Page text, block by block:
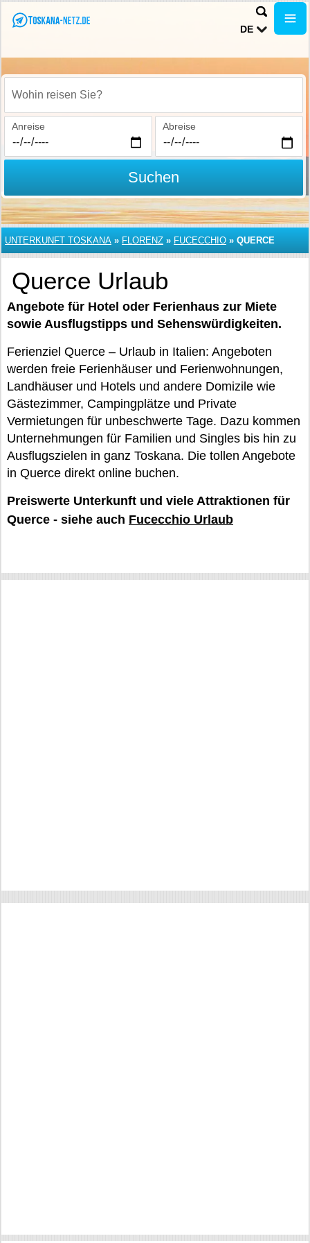
DE
Wohin reisen Sie?
Anreise Abreise
Suchen
UNTERKUNFT TOSKANA » FLORENZ » FUCECCHIO » QUERCE
Querce Urlaub
Angebote für Hotel oder Ferienhaus zur Miete
sowie Ausflugstipps und Sehenswürdigkeiten.
Ferienziel Querce – Urlaub in Italien: Angeboten
werden freie Ferienhäuser und Ferienwohnungen,
Landhäuser und Hotels und andere Domizile wie
Gästezimmer, Campingplätze und Private
Vermietungen für unbeschwerte Tage. Dazu kommen
Unternehmungen für Familien und Singles bis hin zu
Ausflugszielen in ganz Toskana. Die tollen Angebote
in Querce direkt online buchen.
Preiswerte Unterkunft und viele Attraktionen für
Querce - siehe auch Fucecchio Urlaub